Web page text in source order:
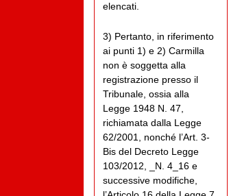
elencati.
3) Pertanto, in riferimento
ai punti 1) e 2) Carmilla
non è soggetta alla
registrazione presso il
Tribunale, ossia alla
Legge 1948 N. 47,
richiamata dalla Legge
62/2001, nonché l’Art. 3-
Bis del Decreto Legge
103/2012, _N. 4_16 e
successive modifiche,